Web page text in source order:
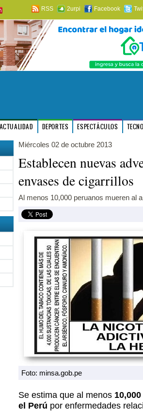
RSS 2urpi Facebook
ACTUALIDAD DEPORTES ESPECTÁCULOS
Miércoles 02 de octubre 2013
Establecen nuevas
envases de cigarrillos
Al menos 10,000 peruanos mueren al
Foto: minsa.gob.pe
Se estima que al menos
el Perú por enfermedades